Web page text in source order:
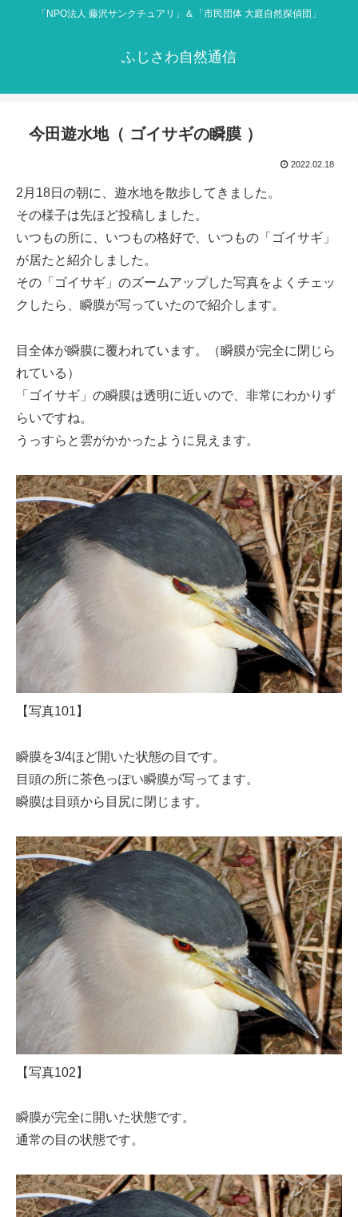
「NPO法人 藤沢サンクチュアリ」＆「市民団体 大庭自然探偵団」
ふじさわ自然通信
今田遊水地（ ゴイサギの瞬膜 ）
2022.02.18
2月18日の朝に、遊水地を散歩してきました。
その様子は先ほど投稿しました。
いつもの所に、いつもの格好で、いつもの「ゴイサギ」
が居たと紹介しました。
その「ゴイサギ」のズームアップした写真をよくチェッ
クしたら、瞬膜が写っていたので紹介します。
目全体が瞬膜に覆われています。（瞬膜が完全に閉じら
れている）
「ゴイサギ」の瞬膜は透明に近いので、非常にわかりず
らいですね。
うっすらと雲がかかったように見えます。
【写真101】
瞬膜を3/4ほど開いた状態の目です。
目頭の所に茶色っぽい瞬膜が写ってます。
瞬膜は目頭から目尻に閉じます。
【写真102】
瞬膜が完全に開いた状態です。
通常の目の状態です。